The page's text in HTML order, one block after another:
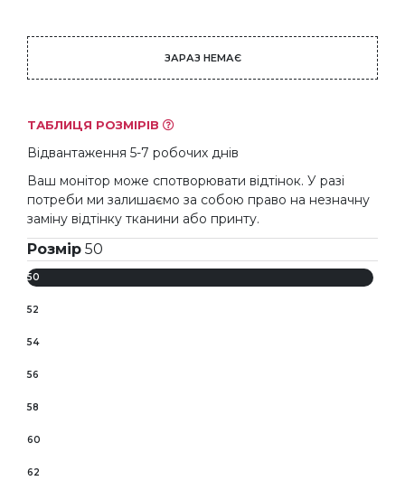
ЗАРАЗ НЕМАЄ
ТАБЛИЦЯ РОЗМІРІВ
Відвантаження 5-7 робочих днів
Ваш монітор може спотворювати відтінок. У разі
потреби ми залишаємо за собою право на незначну
заміну відтінку тканини або принту.
Розмір 50
50
52
54
56
58
60
62